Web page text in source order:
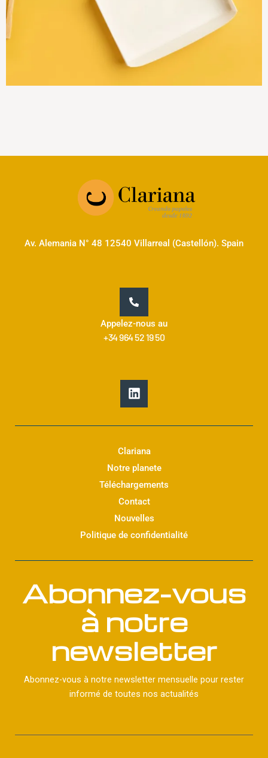
Av. Alemania N° 48 12540 Villarreal (Castellón). Spain
Appelez-nous au
+34 964 52 19 50
L
i
n
k
d
n
Clariana
Notre planete
Téléchargements
Contact
Nouvelles
Politique de confidentialité
Abonnez-vous
à notre
newsletter
Abonnez-vous à notre newsletter mensuelle pour rester
informé de toutes nos actualités